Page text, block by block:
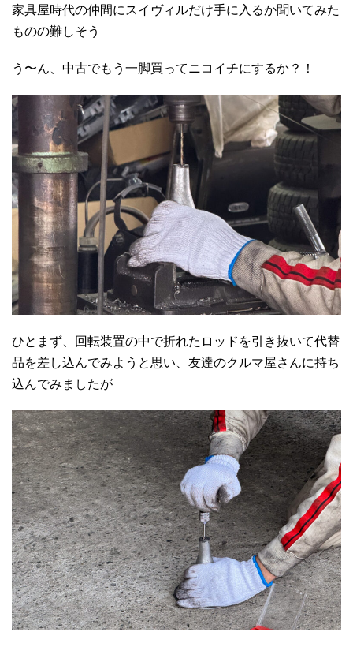
家具屋時代の仲間にスイヴィルだけ手に入るか聞いてみた
ものの難しそう
う〜ん、中古でもう一脚買ってニコイチにするか？！
ひとまず、回転装置の中で折れたロッドを引き抜いて代替
品を差し込んでみようと思い、友達のクルマ屋さんに持ち
込んでみましたが